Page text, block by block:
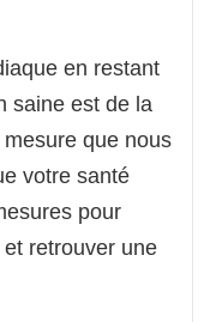
en restant
saine est de la
que nous
votre santé
pour
retrouver une